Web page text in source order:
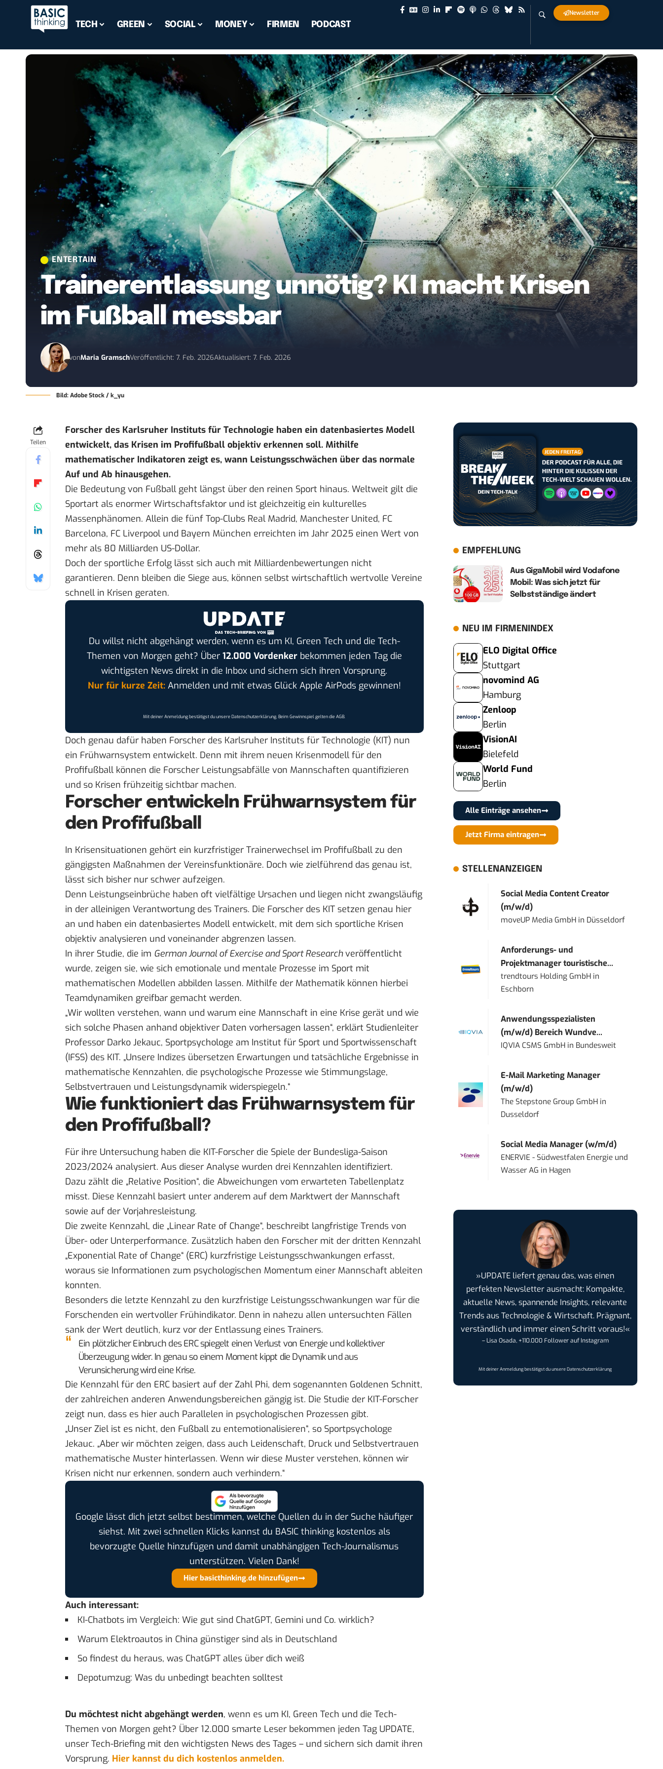
TECH GREEN SOCIAL MONEY FIRMEN PODCAST
Newsletter
ENTERTAIN
Trainerentlassung unnötig? KI macht Krisen
im Fußball messbar
vonMaria GramschVeröffentlicht: 7. Feb. 2026Aktualisiert: 7. Feb. 2026
Bild: Adobe Stock / k_yu
Teilen
Forscher des Karlsruher Instituts für Technologie haben ein datenbasiertes Modell
entwickelt, das Krisen im Profifußball objektiv erkennen soll. Mithilfe
mathematischer Indikatoren zeigt es, wann Leistungsschwächen über das normale
Auf und Ab hinausgehen.
Die Bedeutung von Fußball geht längst über den reinen Sport hinaus. Weltweit gilt die
Sportart als enormer Wirtschaftsfaktor und ist gleichzeitig ein kulturelles
Massenphänomen. Allein die fünf Top-Clubs Real Madrid, Manchester United, FC
Barcelona, FC Liverpool und Bayern München erreichten im Jahr 2025 einen Wert von
mehr als 80 Milliarden US-Dollar.
Doch der sportliche Erfolg lässt sich auch mit Milliardenbewertungen nicht
garantieren. Denn bleiben die Siege aus, können selbst wirtschaftlich wertvolle Vereine
schnell in Krisen geraten.
Du willst nicht abgehängt werden, wenn es um KI, Green Tech und die Tech-
Themen von Morgen geht? Über 12.000 Vordenkerbekommen jeden Tag die
wichtigsten News direkt in die Inbox und sichern sich ihren Vorsprung.
Nur für kurze Zeit:Anmelden und mit etwas Glück Apple AirPods gewinnen!
Mit deiner Anmeldung bestätigst du unsereDatenschutzerklärung. Beim Gewinnspiel gelten dieAGB.
Doch genau dafür haben Forscher des Karlsruher Instituts für Technologie (KIT) nun
ein Frühwarnsystem entwickelt. Denn mit ihrem neuen Krisenmodell für den
Profifußball können die Forscher Leistungsabfälle von Mannschaften quantifizieren
und so Krisen frühzeitig sichtbar machen.
Forscher entwickeln Frühwarnsystem für
den Profifußball
In Krisensituationen gehört ein kurzfristiger Trainerwechsel im Profifußball zu den
gängigsten Maßnahmen der Vereinsfunktionäre. Doch wie zielführend das genau ist,
lässt sich bisher nur schwer aufzeigen.
Denn Leistungseinbrüche haben oft vielfältige Ursachen und liegen nicht zwangsläufig
in der alleinigen Verantwortung des Trainers. Die Forscher des KIT setzen genau hier
an und haben ein datenbasiertes Modell entwickelt, mit dem sich sportliche Krisen
objektiv analysieren und voneinander abgrenzen lassen.
In ihrer Studie, die im German Journal of Exercise and Sport Researchveröffentlicht
wurde, zeigen sie, wie sich emotionale und mentale Prozesse im Sport mit
mathematischen Modellen abbilden lassen. Mithilfe der Mathematik können hierbei
Teamdynamiken greifbar gemacht werden.
„Wir wollten verstehen, wann und warum eine Mannschaft in eine Krise gerät und wie
sich solche Phasen anhand objektiver Daten vorhersagen lassen“, erklärt Studienleiter
Professor Darko Jekauc, Sportpsychologe am Institut für Sport und Sportwissenschaft
(IFSS) des KIT. „Unsere Indizes übersetzen Erwartungen und tatsächliche Ergebnisse in
mathematische Kennzahlen, die psychologische Prozesse wie Stimmungslage,
Selbstvertrauen und Leistungsdynamik widerspiegeln.“
Wie funktioniert das Frühwarnsystem für
den Profifußball?
Für ihre Untersuchung haben die KIT-Forscher die Spiele der Bundesliga-Saison
2023/2024 analysiert. Aus dieser Analyse wurden drei Kennzahlen identifiziert.
Dazu zählt die „Relative Position“, die Abweichungen vom erwarteten Tabellenplatz
misst. Diese Kennzahl basiert unter anderem auf dem Marktwert der Mannschaft
sowie auf der Vorjahresleistung.
Die zweite Kennzahl, die „Linear Rate of Change“, beschreibt langfristige Trends von
Über- oder Unterperformance. Zusätzlich haben den Forscher mit der dritten Kennzahl
„Exponential Rate of Change“ (ERC) kurzfristige Leistungsschwankungen erfasst,
woraus sie Informationen zum psychologischen Momentum einer Mannschaft ableiten
konnten.
Besonders die letzte Kennzahl zu den kurzfristige Leistungsschwankungen war für die
Forschenden ein wertvoller Frühindikator. Denn in nahezu allen untersuchten Fällen
sank der Wert deutlich, kurz vor der Entlassung eines Trainers.
Ein plötzlicher Einbruch des ERC spiegelt einen Verlust von Energie und kollektiver
Überzeugung wider. In genau so einem Moment kippt die Dynamik und aus
Verunsicherung wird eine Krise.
Die Kennzahl für den ERC basiert auf der Zahl Phi, dem sogenannten Goldenen Schnitt,
der zahlreichen anderen Anwendungsbereichen gängig ist. Die Studie der KIT-Forscher
zeigt nun, dass es hier auch Parallelen in psychologischen Prozessen gibt.
„Unser Ziel ist es nicht, den Fußball zu entemotionalisieren“, so Sportpsychologe
Jekauc. „Aber wir möchten zeigen, dass auch Leidenschaft, Druck und Selbstvertrauen
mathematische Muster hinterlassen. Wenn wir diese Muster verstehen, können wir
Krisen nicht nur erkennen, sondern auch verhindern.“
Google lässt dich jetzt selbst bestimmen, welche Quellen du in der Suche häufiger
siehst. Mit zwei schnellen Klicks kannst du BASIC thinking kostenlos als
bevorzugte Quelle hinzufügen und damit unabhängigen Tech-Journalismus
unterstützen. Vielen Dank!
Hier basicthinking.de hinzufügen
Auch interessant:
KI-Chatbots im Vergleich: Wie gut sind ChatGPT, Gemini und Co. wirklich?
Warum Elektroautos in China günstiger sind als in Deutschland
So findest du heraus, was ChatGPT alles über dich weiß
Depotumzug: Was du unbedingt beachten solltest
Du möchtest nicht abgehängt werden, wenn es um KI, Green Tech und die Tech-
Themen von Morgen geht? Über 12.000 smarte Leser bekommen jeden Tag UPDATE,
unser Tech-Briefing mit den wichtigsten News des Tages – und sichern sich damit ihren
Vorsprung. Hier kannst du dich kostenlos anmelden.
EMPFEHLUNG
Aus GigaMobil wird Vodafone
Mobil: Was sich jetzt für
Selbstständige ändert
NEU IM FIRMENINDEX
ELO Digital Office
Stuttgart
novomind AG
Hamburg
Zenloop
Berlin
VisionAI
Bielefeld
World Fund
Berlin
Alle Einträge ansehen
Jetzt Firma eintragen
STELLENANZEIGEN
Social Media Content Creator
(m/w/d)
moveUP Media GmbH in Düsseldorf
Anforderungs- und
Projektmanager touristische...
trendtours Holding GmbH in
Eschborn
Anwendungsspezialisten
(m/w/d) Bereich Wundve...
IQVIA CSMS GmbH in Bundesweit
E-Mail Marketing Manager
(m/w/d)
The Stepstone Group GmbH in
Dusseldorf
Social Media Manager (w/m/d)
ENERVIE - Südwestfalen Energie und
Wasser AG in Hagen
»UPDATE liefert genau das, was einen
perfekten Newsletter ausmacht: Kompakte,
aktuelle News, spannende Insights, relevante
Trends aus Technologie & Wirtschaft. Prägnant,
verständlich und immer einen Schritt voraus!«
– Lisa Osada, +110.000 Follower auf Instagram
Mit deiner Anmeldung bestätigst du unsereDatenschutzerklärung